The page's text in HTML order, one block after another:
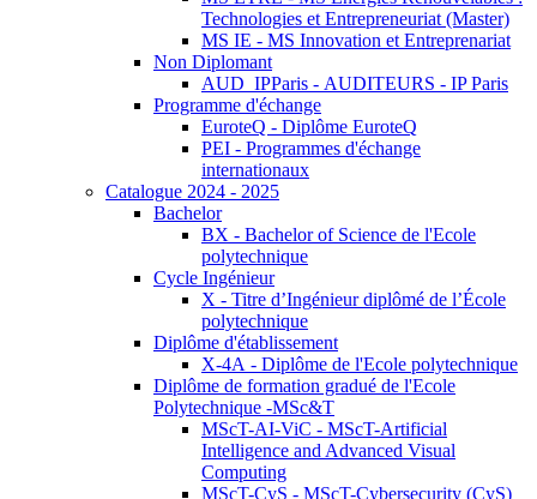
Technologies et Entrepreneuriat (Master)
MS IE - MS Innovation et Entreprenariat
Non Diplomant
AUD_IPParis - AUDITEURS - IP Paris
Programme d'échange
EuroteQ - Diplôme EuroteQ
PEI - Programmes d'échange
internationaux
Catalogue 2024 - 2025
Bachelor
BX - Bachelor of Science de l'Ecole
polytechnique
Cycle Ingénieur
X - Titre d’Ingénieur diplômé de l’École
polytechnique
Diplôme d'établissement
X-4A - Diplôme de l'Ecole polytechnique
Diplôme de formation gradué de l'Ecole
Polytechnique -MSc&T
MScT-AI-ViC - MScT-Artificial
Intelligence and Advanced Visual
Computing
MScT-CyS - MScT-Cybersecurity (CyS)